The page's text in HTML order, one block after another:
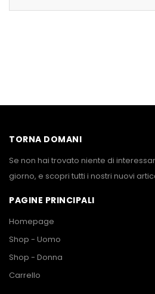
TORNA DOMANI
Se non hai trovato niente di
giorno, e scopri tutti i nostri nuovi
PAGINE PRINCIPALI
Homepage
Shop - Uomo
Shop - Donna
Carrello